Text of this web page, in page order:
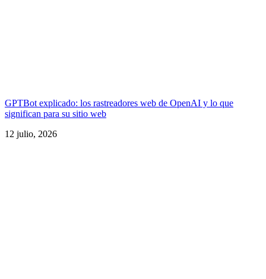
GPTBot explicado: los rastreadores web de OpenAI y lo que
significan para su sitio web
12 julio, 2026